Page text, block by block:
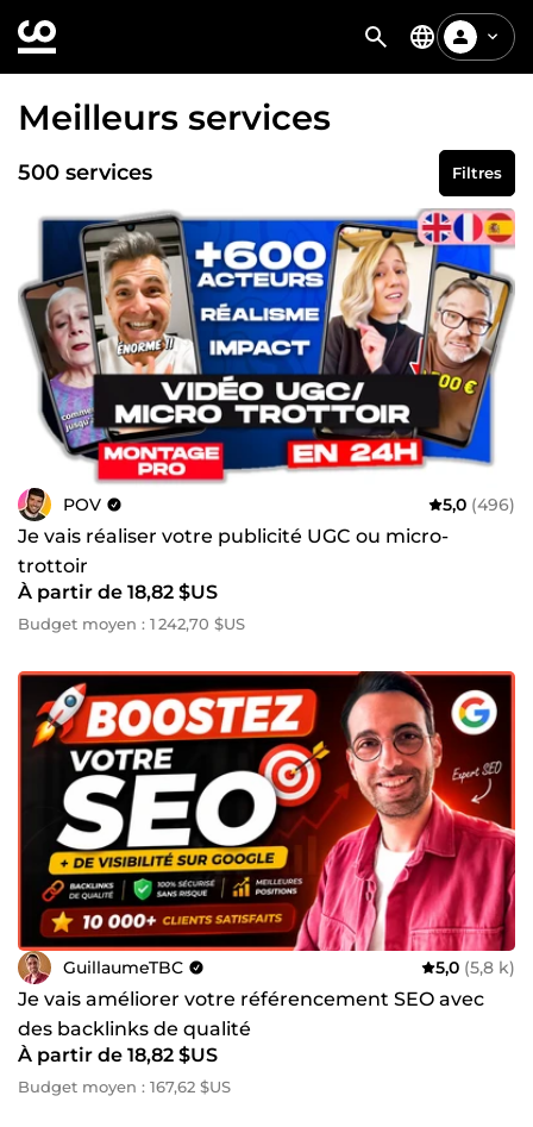
Meilleurs services
500 services Filtres
POV 5,0 (496)
Je vais réaliser votre publicité UGC ou micro-
trottoir
À partir de 18,82 $US
Budget moyen : 1 242,70 $US
GuillaumeTBC 5,0 (5,8 k)
Je vais améliorer votre référencement SEO avec
des backlinks de qualité
À partir de 18,82 $US
Budget moyen : 167,62 $US